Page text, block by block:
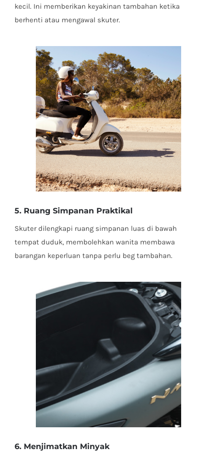
kecil. Ini memberikan keyakinan tambahan ketika
berhenti atau mengawal skuter.
5. Ruang Simpanan Praktikal
Skuter dilengkapi ruang simpanan luas di bawah
tempat duduk, membolehkan wanita membawa
barangan keperluan tanpa perlu beg tambahan.
6. Menjimatkan Minyak